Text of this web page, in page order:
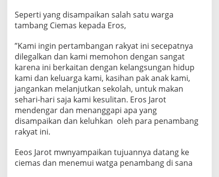
Seperti yang disampaikan salah satu warga
tambang Ciemas kepada Eros,
”Kami ingin pertambangan rakyat ini secepatnya
dilegalkan dan kami memohon dengan sangat
karena ini berkaitan dengan kelangsungan hidup
kami dan keluarga kami, kasihan pak anak kami,
jangankan melanjutkan sekolah, untuk makan
sehari-hari saja kami kesulitan. Eros Jarot
mendengar dan menanggapi apa yang
disampaikan dan keluhkan oleh para penambang
rakyat ini.
Eeos Jarot mwnyampaikan tujuannya datang ke
ciemas dan menemui watga penambang di sana